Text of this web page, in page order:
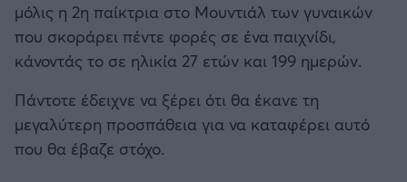
μόλις η 2η παίκτρια στο Μουντιάλ των γυναικών
που σκοράρει πέντε φορές σε ένα παιχνίδι,
κάνοντάς το σε ηλικία 27 ετών και 199 ημερών.
Πάντοτε έδειχνε να ξέρει ότι θα έκανε τη
μεγαλύτερη προσπάθεια για να καταφέρει αυτό
που θα έβαζε στόχο.